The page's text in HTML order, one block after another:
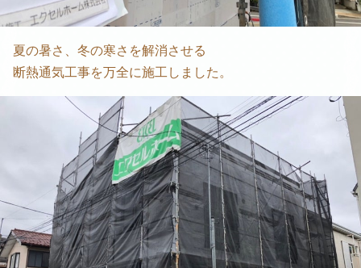
夏の暑さ、冬の寒さを解消させる
断熱通気工事を万全に施工しました。